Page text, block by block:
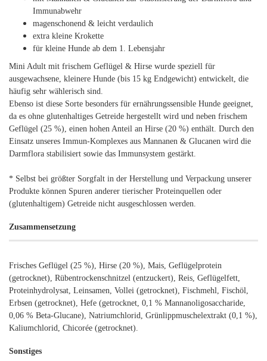
Immunabwehr
magenschonend & leicht verdaulich
extra kleine Krokette
für kleine Hunde ab dem 1. Lebensjahr
Mini Adult mit frischem Geflügel & Hirse wurde speziell für
ausgewachsene, kleinere Hunde (bis 15 kg Endgewicht) entwickelt, die
häufig sehr wählerisch sind.
Ebenso ist diese Sorte besonders für ernährungssensible Hunde geeignet,
da es ohne glutenhaltiges Getreide hergestellt wird und neben frischem
Geflügel (25 %), einen hohen Anteil an Hirse (20 %) enthält. Durch den
Einsatz unseres Immun-Komplexes aus Mannanen & Glucanen wird die
Darmflora stabilisiert sowie das Immunsystem gestärkt.
* Selbst bei größter Sorgfalt in der Herstellung und Verpackung unserer
Produkte können Spuren anderer tierischer Proteinquellen oder
(glutenhaltigem) Getreide nicht ausgeschlossen werden.
Zusammensetzung
Frisches Geflügel (25 %), Hirse (20 %), Mais, Geflügelprotein
(getrocknet), Rübentrockenschnitzel (entzuckert), Reis, Geflügelfett,
Proteinhydrolysat, Leinsamen, Vollei (getrocknet), Fischmehl, Fischöl,
Erbsen (getrocknet), Hefe (getrocknet, 0,1 % Mannanoligosaccharide,
0,06 % Beta-Glucane), Natriumchlorid, Grünlippmuschelextrakt (0,1 %),
Kaliumchlorid, Chicorée (getrocknet).
Sonstiges